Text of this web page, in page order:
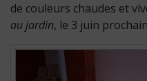
de couleurs chaudes et
au jardin, le 3 juin